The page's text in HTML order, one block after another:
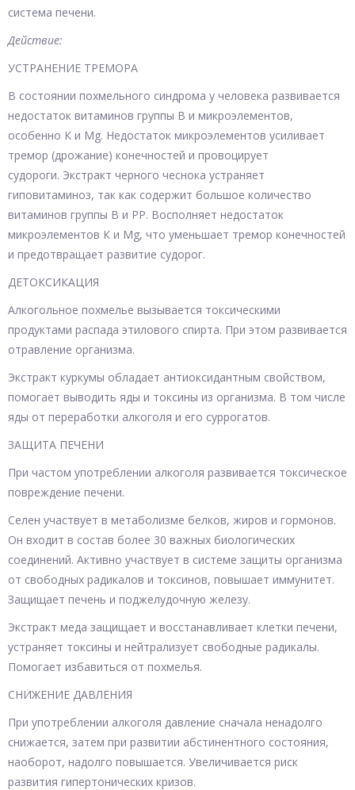
система печени.
Действие:
УСТРАНЕНИЕ ТРЕМОРА
В состоянии похмельного синдрома у человека развивается
недостаток витаминов группы В и микроэлементов,
особенно К и Mg. Недостаток микроэлементов усиливает
тремор (дрожание) конечностей и провоцирует
судороги. Экстракт черного чеснока устраняет
гиповитаминоз, так как содержит большое количество
витаминов группы В и РР. Восполняет недостаток
микроэлементов К и Mg, что уменьшает тремор конечностей
и предотвращает развитие судорог.
ДЕТОКСИКАЦИЯ
Алкогольное похмелье вызывается токсическими
продуктами распада этилового спирта. При этом развивается
отравление организма.
Экстракт куркумы обладает антиоксидантным свойством,
помогает выводить яды и токсины из организма. В том числе
яды от переработки алкоголя и его суррогатов.
ЗАЩИТА ПЕЧЕНИ
При частом употреблении алкоголя развивается токсическое
повреждение печени.
Селен участвует в метаболизме белков, жиров и гормонов.
Он входит в состав более 30 важных биологических
соединений. Активно участвует в системе защиты организма
от свободных радикалов и токсинов, повышает иммунитет.
Защищает печень и поджелудочную железу.
Экстракт меда защищает и восстанавливает клетки печени,
устраняет токсины и нейтрализует свободные радикалы.
Помогает избавиться от похмелья.
СНИЖЕНИЕ ДАВЛЕНИЯ
При употреблении алкоголя давление сначала ненадолго
снижается, затем при развитии абстинентного состояния,
наоборот, надолго повышается. Увеличивается риск
развития гипертонических кризов.